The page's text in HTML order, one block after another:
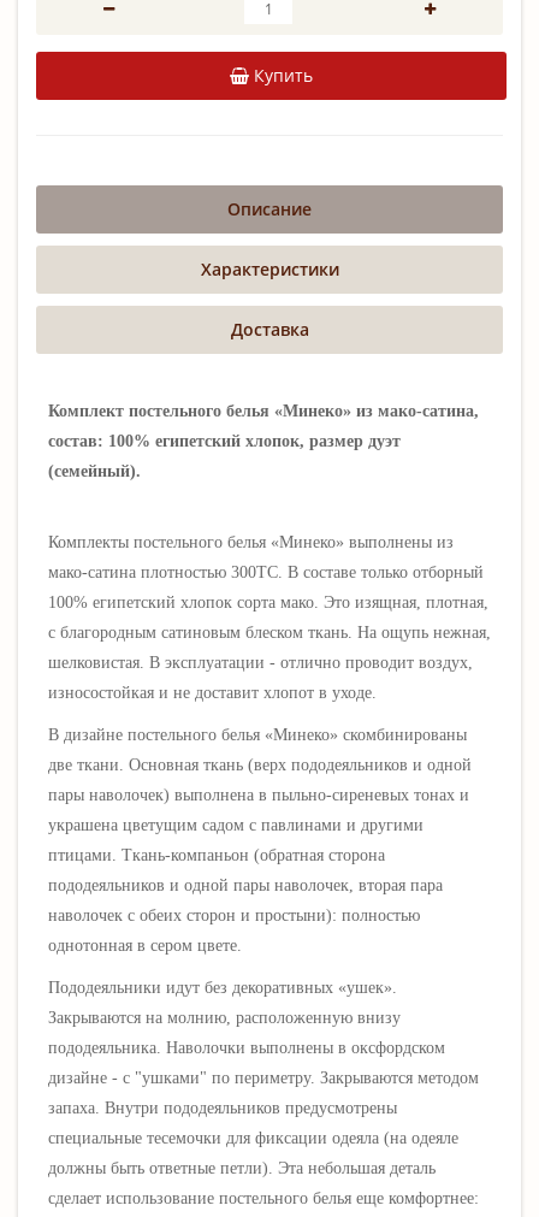
Купить
Описание
Характеристики
Доставка
Комплект постельного белья «Минеко» из мако-сатина,
состав: 100% египетский хлопок, размер дуэт
(семейный).
Комплекты постельного белья «Минеко» выполнены из
мако-сатина плотностью 300ТС. В составе только отборный
100% египетский хлопок сорта мако. Это изящная, плотная,
с благородным сатиновым блеском ткань. На ощупь нежная,
шелковистая. В эксплуатации - отлично проводит воздух,
износостойкая и не доставит хлопот в уходе.
В дизайне постельного белья «Минеко» скомбинированы
две ткани. Основная ткань (верх пододеяльников и одной
пары наволочек) выполнена в пыльно-сиреневых тонах и
украшена цветущим садом с павлинами и другими
птицами. Ткань-компаньон (обратная сторона
пододеяльников и одной пары наволочек, вторая пара
наволочек с обеих сторон и простыни): полностью
однотонная в сером цвете.
Пододеяльники идут без декоративных «ушек».
Закрываются на молнию, расположенную внизу
пододеяльника. Наволочки выполнены в оксфордском
дизайне - с "ушками" по периметру. Закрываются методом
запаха. Внутри пододеяльников предусмотрены
специальные тесемочки для фиксации одеяла (на одеяле
должны быть ответные петли). Эта небольшая деталь
сделает использование постельного белья еще комфортнее: